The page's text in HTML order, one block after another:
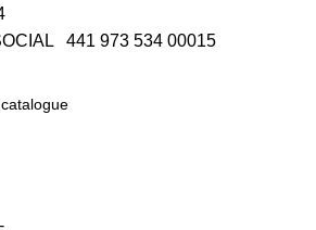
441 973 534 00015